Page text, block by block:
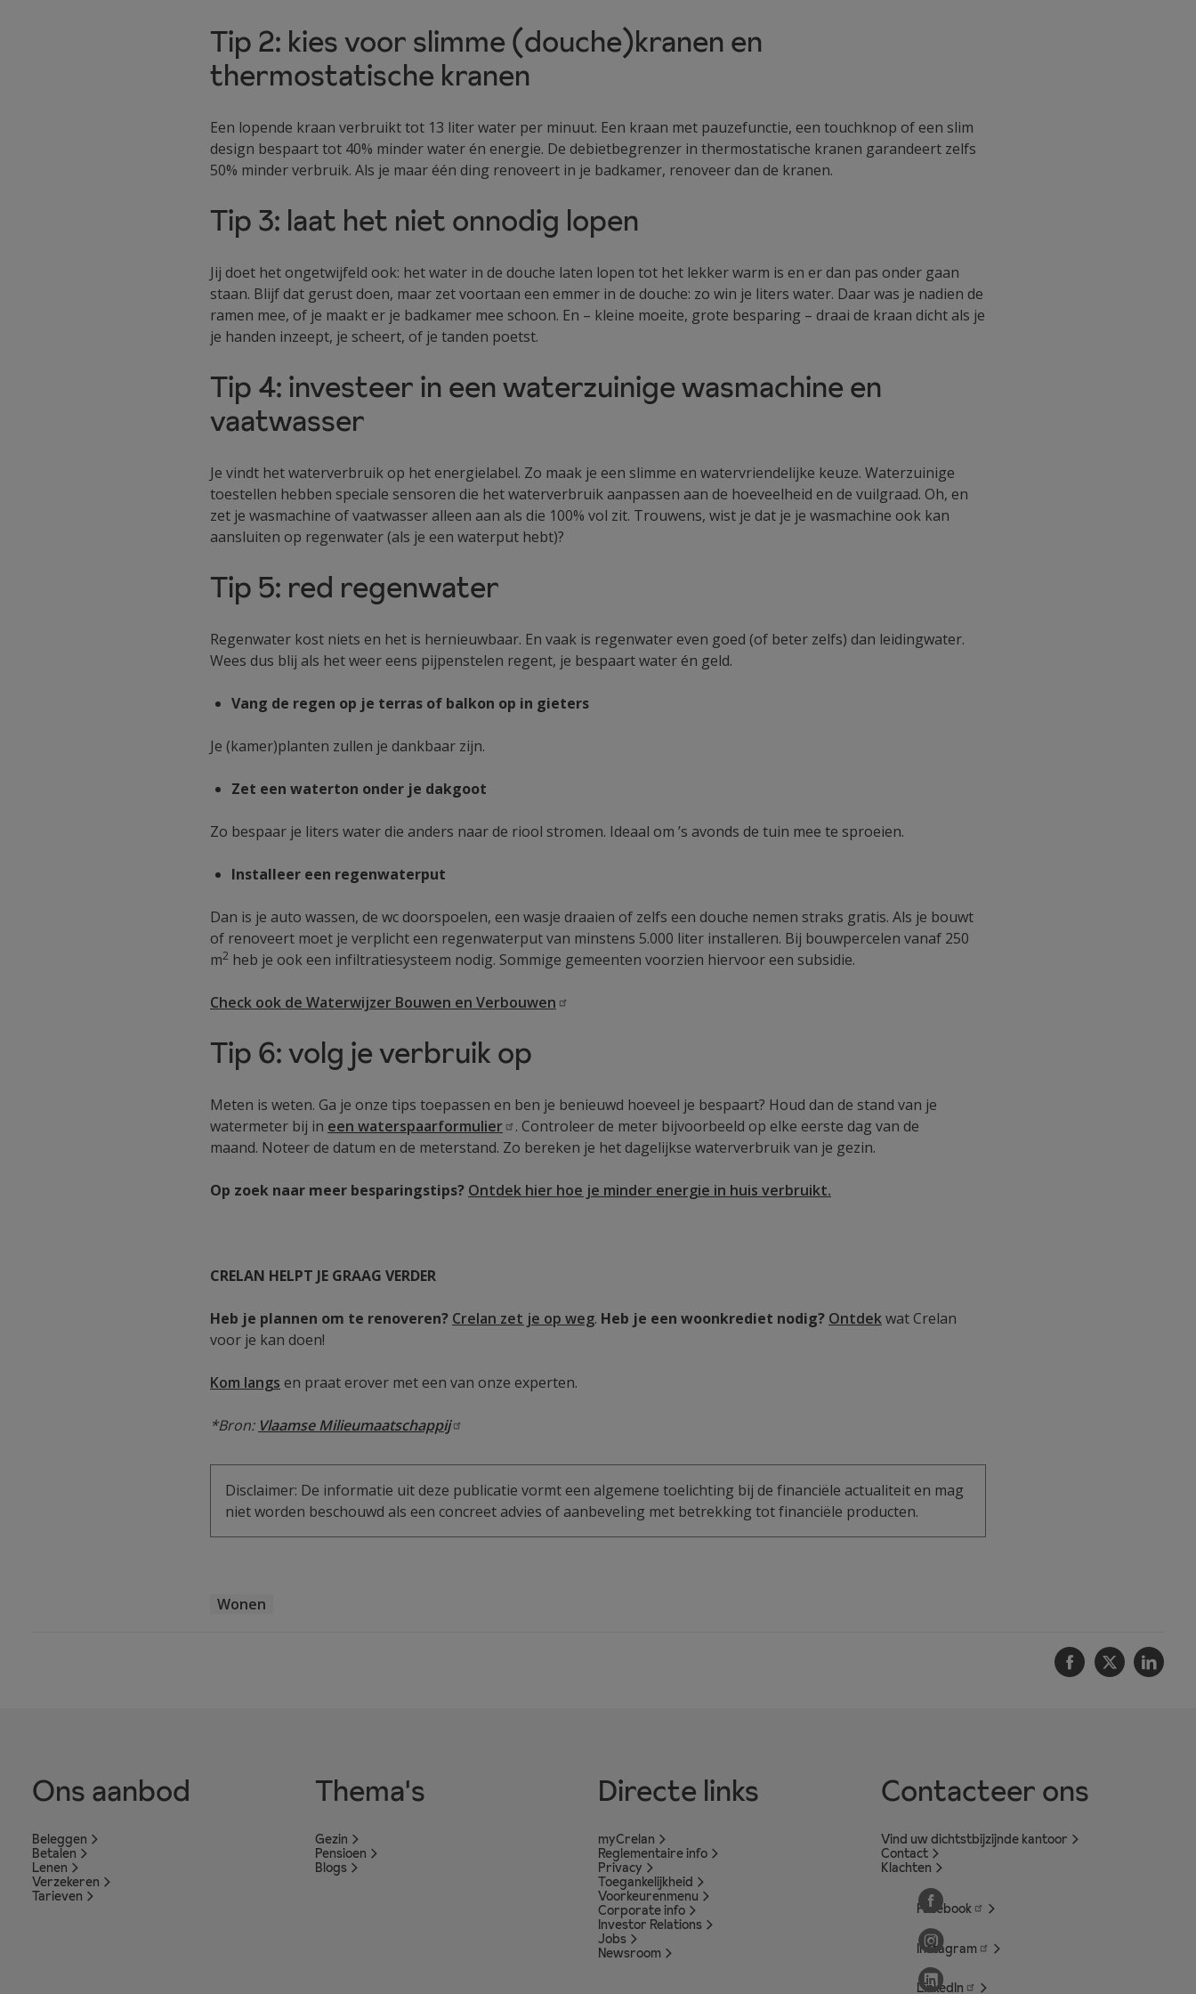
Tip 2: kies voor slimme (douche)kranen en
thermostatische kranen
Een lopende kraan verbruikt tot 13 liter water per minuut. Een kraan met pauzefunctie, een touchknop of een slim
design bespaart tot 40% minder water én energie. De debietbegrenzer in thermostatische kranen garandeert zelfs
50% minder verbruik. Als je maar één ding renoveert in je badkamer, renoveer dan de kranen.
Tip 3: laat het niet onnodig lopen
Jij doet het ongetwijfeld ook: het water in de douche laten lopen tot het lekker warm is en er dan pas onder gaan
staan. Blijf dat gerust doen, maar zet voortaan een emmer in de douche: zo win je liters water. Daar was je nadien de
ramen mee, of je maakt er je badkamer mee schoon. En – kleine moeite, grote besparing – draai de kraan dicht als je
je handen inzeept, je scheert, of je tanden poetst.
Tip 4: investeer in een waterzuinige wasmachine en
vaatwasser
Je vindt het waterverbruik op het energielabel. Zo maak je een slimme en watervriendelijke keuze. Waterzuinige
toestellen hebben speciale sensoren die het waterverbruik aanpassen aan de hoeveelheid en de vuilgraad. Oh, en
zet je wasmachine of vaatwasser alleen aan als die 100% vol zit. Trouwens, wist je dat je je wasmachine ook kan
aansluiten op regenwater (als je een waterput hebt)?
Tip 5: red regenwater
Regenwater kost niets en het is hernieuwbaar. En vaak is regenwater even goed (of beter zelfs) dan leidingwater.
Wees dus blij als het weer eens pijpenstelen regent, je bespaart water én geld.
Vang de regen op je terras of balkon op in gieters
Je (kamer)planten zullen je dankbaar zijn.
Zet een waterton onder je dakgoot
Zo bespaar je liters water die anders naar de riool stromen. Ideaal om ’s avonds de tuin mee te sproeien.
Installeer een regenwaterput
Dan is je auto wassen, de wc doorspoelen, een wasje draaien of zelfs een douche nemen straks gratis. Als je bouwt
of renoveert moet je verplicht een regenwaterput van minstens 5.000 liter installeren. Bij bouwpercelen vanaf 250
m2 heb je ook een infiltratiesysteem nodig. Sommige gemeenten voorzien hiervoor een subsidie.
Check ook de Waterwijzer Bouwen en Verbouwen
Tip 6: volg je verbruik op
Meten is weten. Ga je onze tips toepassen en ben je benieuwd hoeveel je bespaart? Houd dan de stand van je
watermeter bij in een waterspaarformulier
. Controleer de meter bijvoorbeeld op elke eerste dag van de
maand. Noteer de datum en de meterstand. Zo bereken je het dagelijkse waterverbruik van je gezin.
Op zoek naar meer besparingstips? Ontdek hier hoe je minder energie in huis verbruikt.
CRELAN HELPT JE GRAAG VERDER
Heb je plannen om te renoveren? Crelan zet je op weg. Heb je een woonkrediet nodig? Ontdekwat Crelan
voor je kan doen!
Kom langs en praat erover met een van onze experten.
*Bron: VlaamseMilieumaatschappij
Disclaimer: De informatie uit deze publicatie vormt een algemene toelichting bij de financiële actualiteit en mag
niet worden beschouwd als een concreet advies of aanbeveling met betrekking tot financiële producten.
Wonen
Facebook
Twitter
Ons aanbod
Beleggen
Betalen
Lenen
Verzekeren
Tarieven
Thema's
Gezin
Pensioen
Blogs
Directe links
myCrelan
Reglementaire info
Privacy
Toegankelijkheid
Voorkeurenmenu
Corporate info
Investor Relations
Jobs
Newsroom
Contacteer ons
Vind uw dichtstbijzijnde kantoor
Contact
Klachten
Facebook
Instagram
LinkedIn